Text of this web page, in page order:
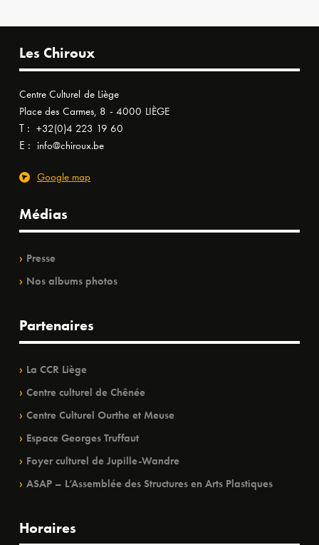
Les Chiroux
Centre Culturel de Liège
Place des Carmes, 8 - 4000 LIÈGE
T : +32(0)4 223 19 60
E : info@chiroux.be
Google map
Médias
Presse
Nos albums photos
Partenaires
La CCR Liège
Centre culturel de Chênée
Centre Culturel Ourthe et Meuse
Espace Georges Truffaut
Foyer culturel de Jupille-Wandre
ASAP – L’Assemblée des Structures en Arts Plastiques
Horaires